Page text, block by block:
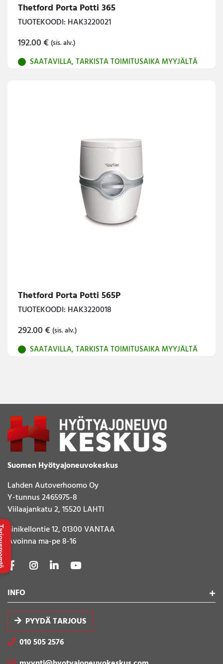
Thetford Porta Potti 365
TUOTEKOODI: HAK3220021
192.00€ (sis. alv.)
SAATAVILLA, TARKISTA TOIMITUSAIKA MYYJÄLTÄ
Thetford Porta Potti 565P
TUOTEKOODI: HAK3220018
292.00€ (sis. alv.)
SAATAVILLA, TARKISTA TOIMITUSAIKA MYYJÄLTÄ
Suomen Hyötyajoneuvokeskus
Lahden Autoverhoomo Oy
Y-tunnus 2465975-8
Viilaajankatu 2, 15520 LAHTI
Sinikellontie 12, 01300 VANTAA
Avoinna ma-pe 8-16
INFO
PYYDÄ TARJOUS
010 505 2576